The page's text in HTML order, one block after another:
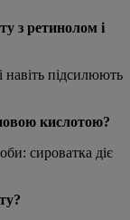
з ретинолом і
навіть підсилюють
кислотою?
сироватка діє